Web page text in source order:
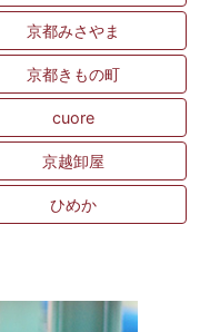
京都みさやま
京都きもの町
cuore
京越卸屋
ひめか